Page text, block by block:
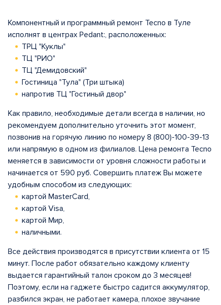
Компонентный и программный ремонт Tecno в Туле
исполнят в центрах Pedant:, расположенных:
ТРЦ "Куклы"
ТЦ "РИО"
ТЦ "Демидовский"
Гостиница "Тула" (Три штыка)
напротив ТЦ "Гостиный двор"
Как правило, необходимые детали всегда в наличии, но
рекомендуем дополнительно уточнить этот момент,
позвонив на горячую линию по номеру 8 (800)-100-39-13
или напрямую в одном из филиалов. Цена ремонта Tecno
меняется в зависимости от уровня сложности работы и
начинается от 590 руб. Совершить платеж Вы можете
удобным способом из следующих:
картой MasterCard,
картой Visa,
картой Мир,
наличными.
Все действия производятся в присутствии клиента от 15
минут. После работ обязательно каждому клиенту
выдается гарантийный талон сроком до 3 месяцев!
Поэтому, если на гаджете быстро садится аккумулятор,
разбился экран, не работает камера, плохое звучание